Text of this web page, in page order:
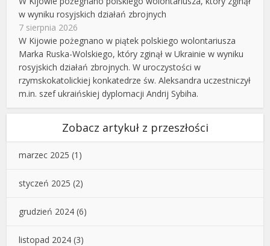
w wyniku rosyjskich działań zbrojnych
7 sierpnia 2026
W Kijowie pożegnano w piątek polskiego wolontariusza
Marka Ruska-Wolskiego, który zginął w Ukrainie w wyniku
rosyjskich działań zbrojnych. W uroczystości w
rzymskokatolickiej konkatedrze św. Aleksandra uczestniczył
m.in. szef ukraińskiej dyplomacji Andrij Sybiha.
Zobacz artykuł z przeszłości
marzec 2025 (1)
styczeń 2025 (2)
grudzień 2024 (6)
listopad 2024 (3)